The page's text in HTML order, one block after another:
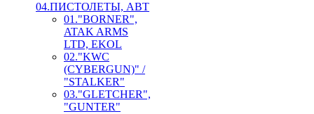
04.ПИСТОЛЕТЫ, АВТ
01."BORNER",
ATAK ARMS
LTD, EKOL
02."KWC
(CYBERGUN)" /
"STALKER"
03."GLETCHER",
"GUNTER"